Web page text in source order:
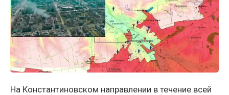
На Константиновском направлении в течение всей